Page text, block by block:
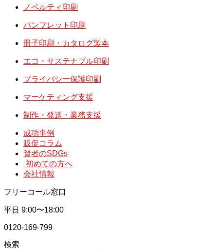
ノベルティ印刷
パンフレット印刷
冊子印刷・カタログ製本
エコ・サステナブル印刷
プライバシー保護印刷
マーケティング支援
制作・発送・業務支援
成功事例
販促コラム
賢者のSDGs
初めての方へ
会社情報
フリーコール窓口
平日 9:00〜18:00
0120-169-799
検索